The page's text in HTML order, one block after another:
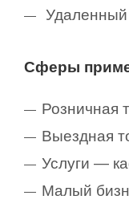
Удаленный
Сферы
Розничная
Выездная
Услуги —
Малый